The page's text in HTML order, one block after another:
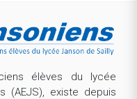
élèves du lycée
(AEJS), existe depuis